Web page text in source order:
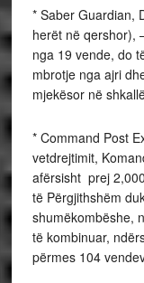
* Saber Guardian,
herët në qershor),
nga 19 vende, do
mbrotje nga ajri
mjekësor në
* Command Post
vetdrejtimit,
afërsisht prej
të Përgjithshëm
shumëkombëshe,
të kombinuar,
përmes 104